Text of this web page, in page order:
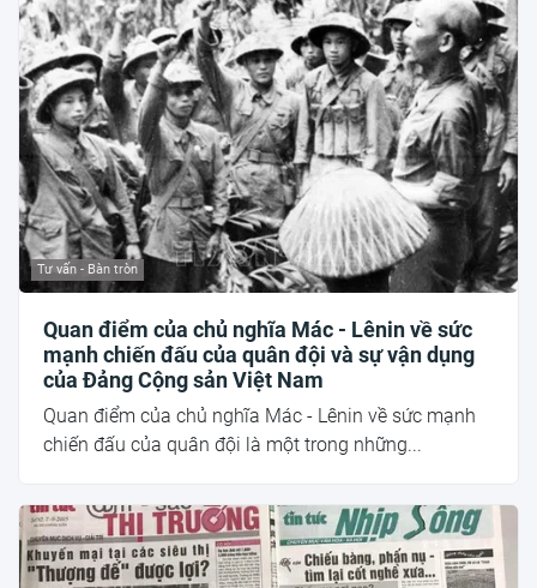
Tư vấn - Bàn tròn
Quan điểm của chủ nghĩa Mác - Lênin về sức
mạnh chiến đấu của quân đội và sự vận dụng
của Đảng Cộng sản Việt Nam
Quan điểm của chủ nghĩa Mác - Lênin về sức mạnh
chiến đấu của quân đội là một trong những...